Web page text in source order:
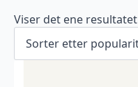
Viser det ene resultatet